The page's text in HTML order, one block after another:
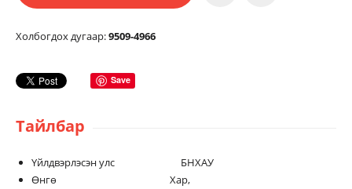
Холбогдох дугаар:9509-4966
Save
Тайлбар
Үйлдвэрлэсэн улс БНХАУ
Өнгө Хар,